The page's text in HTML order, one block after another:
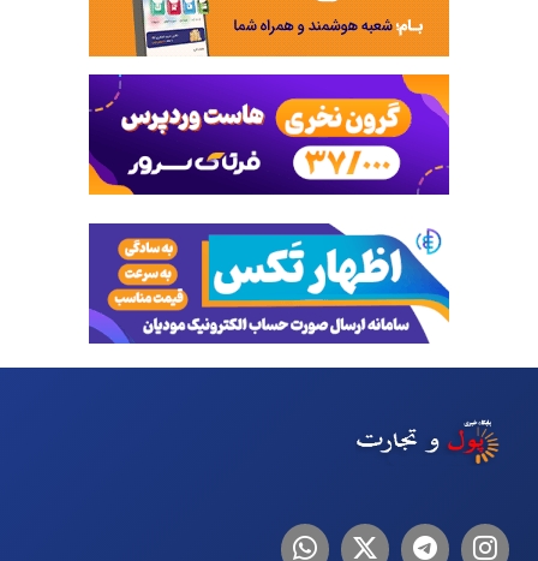
اینستاگرام
تلگرام توییترلینکدین